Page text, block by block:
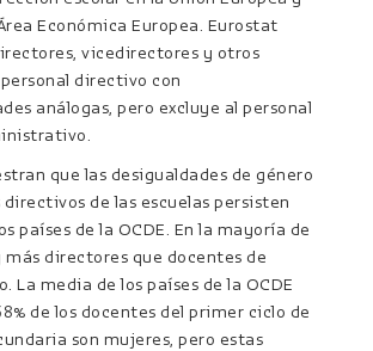
Económica Europea. Eurostat
vicedirectores y otros
directivo con
análogas, pero excluye al personal
que las desigualdades de género
directivos de las escuelas persisten
países de la OCDE. En la mayoría de
más directores que docentes de
La media de los países de la OCDE
de los docentes del primer ciclo de
son mujeres, pero estas